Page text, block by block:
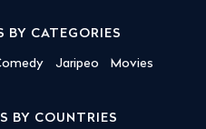
BY CATEGORIES
Jaripeo Movies
BY COUNTRIES